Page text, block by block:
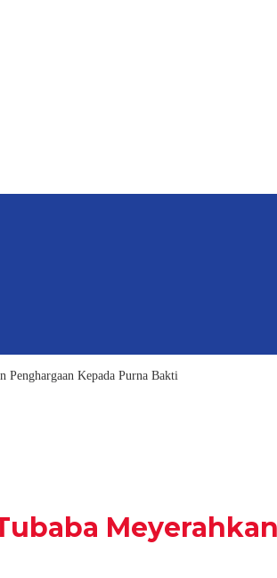
Penghargaan Kepada Purna Bakti